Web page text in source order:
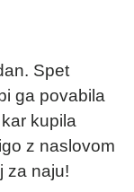
Spet
ga povabila
kupila
z naslovom
za naju!